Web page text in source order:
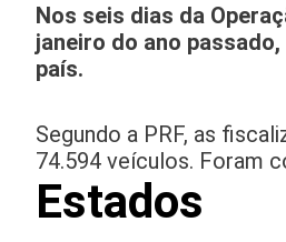
Nos seis dias da
janeiro do ano
país.
Segundo a PRF, as
74.594 veículos. Foram
Estados